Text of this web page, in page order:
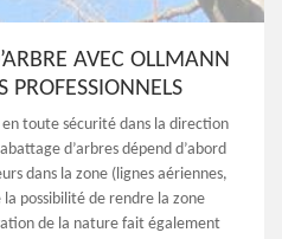
AVEC OLLMANN
PROFESSIONNELS
toute sécurité dans la direction
d’arbres dépend d’abord
dans la zone (lignes aériennes,
possibilité de rendre la zone
de la nature fait également